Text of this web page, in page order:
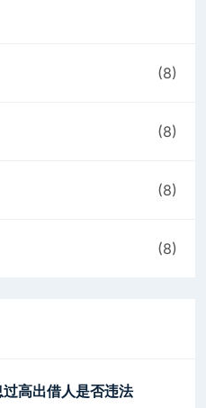
(8)
(8)
(8)
(8)
高出借人是否违法